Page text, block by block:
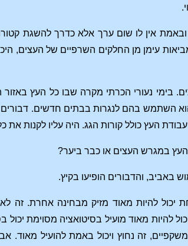
ובאמת אין לו שום ערך אלא כדרך להשגת
עימן מן החלקים השרפיים של העצים,
בימי נעורי הכרתי מקרה שבו כל העץ באזור
השתמש בהם לנגרות בבתים חדשים. דבורים
העץ כולל קורות הגג. היה עליו לקנות את
העץ במגרש העצים או כבר ביער?
באביב, והדבורים הופיעו בקיץ.
יכול להיות מאוד מזיק מבחינה אחרת.
מאוד מועיל בסיטואציה מסוימת יכול
זה נחוץ ויכול באמת להועיל מאוד.